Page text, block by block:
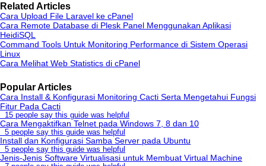
Related Articles
Cara Upload File Laravel ke cPanel
Cara Remote Database di Plesk Panel Menggunakan Aplikasi
HeidiSQL
Command Tools Untuk Monitoring Performance di Sistem Operasi
Linux
Cara Melihat Web Statistics di cPanel
Popular Articles
Cara Install & Konfigurasi Monitoring Cacti Serta Mengetahui Fungsi
Fitur Pada Cacti
15 people say this guide was helpful
Cara Mengaktifkan Telnet pada Windows 7, 8 dan 10
5 people say this guide was helpful
Install dan Konfigurasi Samba Server pada Ubuntu
5 people say this guide was helpful
Jenis-Jenis Software Virtualisasi untuk Membuat Virtual Machine